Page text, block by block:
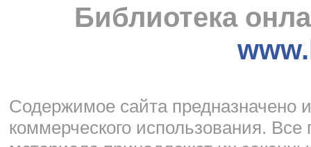
Библиотека
Cодержимое сайта предназначено
коммерческого использования.